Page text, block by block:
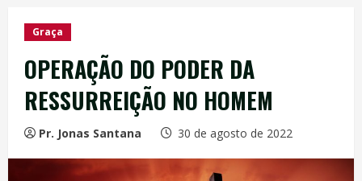
Graça
OPERAÇÃO DO PODER DA
RESSURREIÇÃO NO HOMEM
Pr. Jonas Santana 30 de agosto de 2022